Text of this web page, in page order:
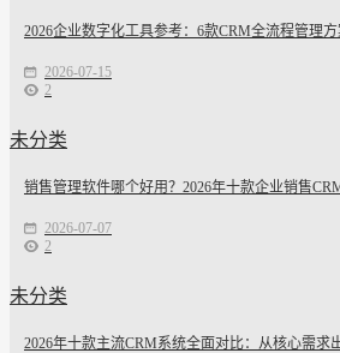
2026企业数字化工具参考：6款CRM全流程管理
2026-07-15
2
未分类
销售管理软件哪个好用？2026年十款企业销售
2026-07-07
2
未分类
2026年十款主流CRM系统全面对比：从核心需求